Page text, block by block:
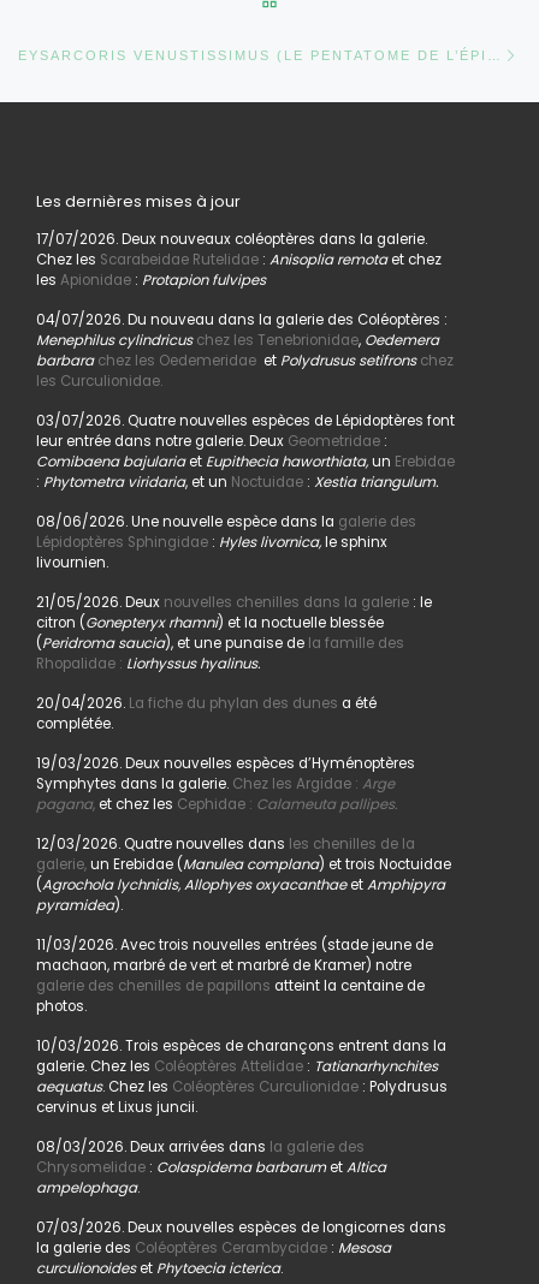
Les dernières mises à jour
17/07/2026. Deux nouveaux coléoptères dans la galerie.
Chez les Scarabeidae Rutelidae: Anisoplia remotaet chez
les Apionidae: Protapion fulvipes
04/07/2026. Du nouveau dans la galerie des Coléoptères :
Menephilus cylindricus chez les Tenebrionidae,Oedemera
barbara chez les Oedemeridaeet Polydrusus setifrons chez
les Curculionidae.
03/07/2026. Quatre nouvelles espèces de Lépidoptères font
leur entrée dans notre galerie. Deux Geometridae:
Comibaena bajulariaet Eupithecia haworthiata,un Erebidae
: Phytometra viridaria, et un Noctuidae: Xestia triangulum.
08/06/2026. Une nouvelle espèce dans la galerie des
Lépidoptères Sphingidae: Hyles livornica,le sphinx
livournien.
21/05/2026. Deux nouvelles chenilles dans la galerie : le
citron (Gonepteryx rhamni) et la noctuelle blessée
(Peridroma saucia), et une punaise dela famille des
Rhopalidae : Liorhyssus hyalinus.
20/04/2026. La fiche du phylan des dunes a été
complétée.
19/03/2026. Deux nouvelles espèces d’Hyménoptères
Symphytes dans la galerie. Chez les Argidae : Arge
pagana,et chez les Cephidae : Calameuta pallipes.
12/03/2026. Quatre nouvelles dans les chenilles de la
galerie,un Erebidae (Manulea complana) et trois Noctuidae
(Agrochola lychnidis, Allophyes oxyacanthaeetAmphipyra
pyramidea).
11/03/2026. Avec trois nouvelles entrées (stade jeune de
machaon, marbré de vert et marbré de Kramer) notre
galerie des chenilles de papillons atteint la centaine de
photos.
10/03/2026. Trois espèces de charançons entrent dans la
galerie. Chez les Coléoptères Attelidae: Tatianarhynchites
aequatus. Chez les Coléoptères Curculionidae: Polydrusus
cervinus et Lixus juncii.
08/03/2026. Deux arrivées dans la galerie des
Chrysomelidae: Colaspidema barbarumetAltica
ampelophaga.
07/03/2026. Deux nouvelles espèces de longicornes dans
la galerie des Coléoptères Cerambycidae: Mesosa
curculionoideset Phytoecia icterica.